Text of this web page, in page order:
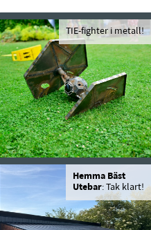
TIE-fighter i metall!
Hemma Bäst
Utebar: Tak klart!